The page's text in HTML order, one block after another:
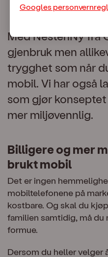
Med NestenNy fra
gjenbruk men
trygghet som når
mobil. Vi har også
som gjør
mer miljøvennlig.
Billigere og mer
brukt mobil
Det er ingen
mobiltelefonene på
kostbare. Og skal du
familien samtidig, må
formue.
Dersom du heller velger
Googles